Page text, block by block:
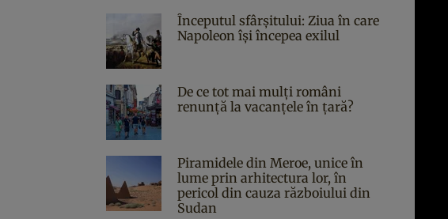
Începutul sfârşitului: Ziua în care
Napoleon îşi începea exilul
De ce tot mai mulți români
renunță la vacanțele în țară?
Piramidele din Meroe, unice în
lume prin arhitectura lor, în
pericol din cauza războiului din
Sudan